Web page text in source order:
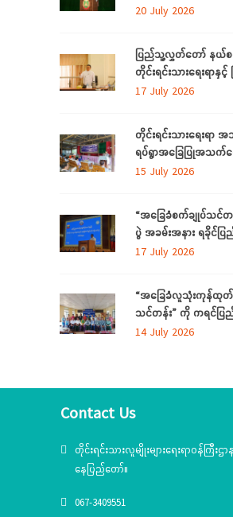
လိုအပ်ချက်များကို ဆန်းစ
ပြုလုပ်
20 July 2026
ပြည်သူ့လွှတ်တော် နယ်စ
တိုင်းရင်းသားရေးရာနှင့် င
ကော်မတီနှင့် တိုင်းရင်းသား
17 July 2026
တိုင်းရင်းသားရေးရာ အ
ရပ်ရွာအခြေပြုအသက်မွေ
လိုအပ်ချက်တို့ကို ဆန်းစစ်
15 July 2026
“အခြေခံစက်ချုပ်သင်
ပွဲ အခမ်းအနား ရခိုင်ပ
ပြုလုပ်
17 July 2026
“အခြေခံလူသုံးကုန်ထုတ်
သင်တန်း” ကို ကရင်ပြ
ပြုလုပ်
14 July 2026
Contact Us
တိုင်းရင်းသားလူမျိုးများရေးရာဝန်ကြီးဌ
နေပြည်တော်။
067-3409551